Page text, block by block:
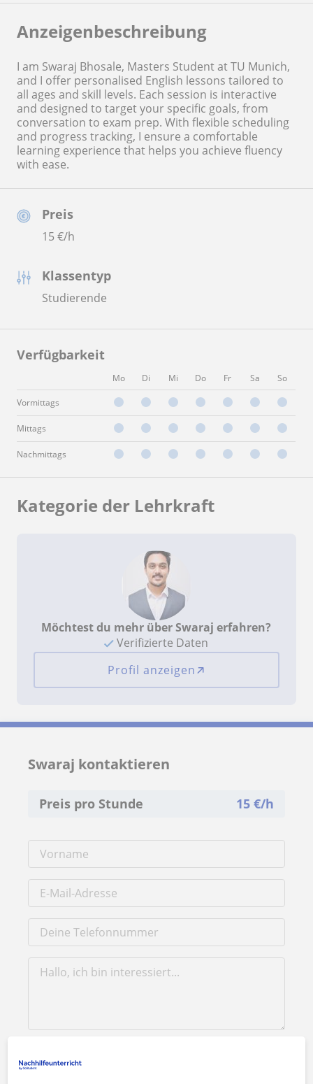
Preis
15€/h
Klassentyp
Studierende
Verfügbarkeit
Mo Di Mi Do Fr Sa So
Vormittags
Mittags
Nachmittags
Anzeigenbeschreibung
I am Swaraj Bhosale, Masters Student at TU Munich,
and I offer personalised English lessons tailored to
all ages and skill levels. Each session is interactive
and designed to target your specific goals, from
conversation to exam prep. With flexible scheduling
and progress tracking, I ensure a comfortable
learning experience that helps you achieve fluency
with ease.
Kategorie der Lehrkraft
Möchtest du mehr über Swaraj erfahren?
Verifizierte Daten
Profil anzeigen
Swaraj kontaktieren
Preis pro Stunde 15€/h
unserem
Impressum